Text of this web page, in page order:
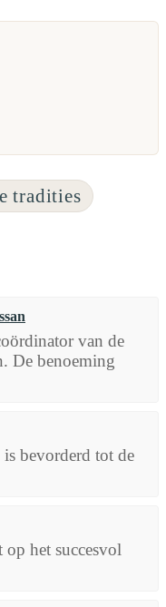
tradities
van de
De benoeming
bevorderd tot de
het succesvol